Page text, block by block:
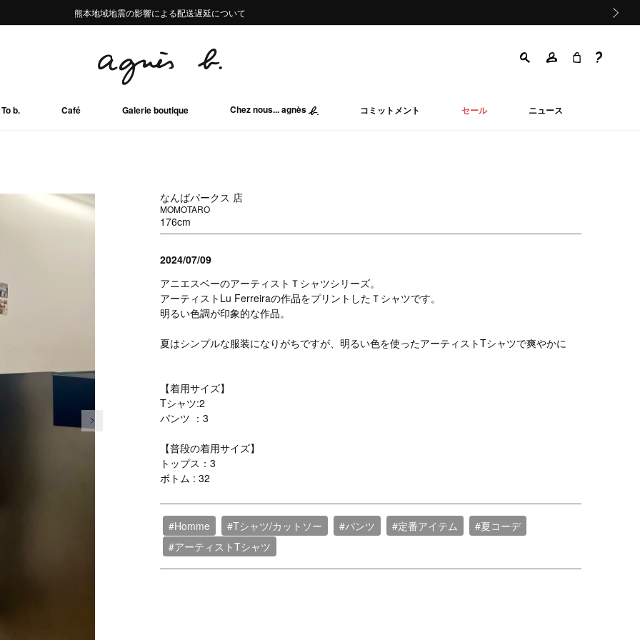
熊本地域地震の影響による配送遅延について
Summer Sale 2buy10%OFF!!
熊本地域地震の影響による配送遅延について
Summer Sale 2buy10%OFF!!
To b. Café Galerie boutique Chez nous... agnès コミットメント セール ニュース
なんばパークス 店
MOMOTARO
176cm
2024/07/09
アニエスベーのアーティストＴシャツシリーズ。
アーティストLu Ferreiraの作品をプリントしたＴシャツです。
明るい色調が印象的な作品。
夏はシンプルな服装になりがちですが、明るい色を使ったアーティストTシャツで爽やかに
【着用サイズ】
Tシャツ:2
パンツ ：3
【普段の着用サイズ】
トップス：3
ボトム : 32
#Homme #Tシャツ/カットソー #パンツ #定番アイテム
#夏コーデ
#アーティストTシャツ